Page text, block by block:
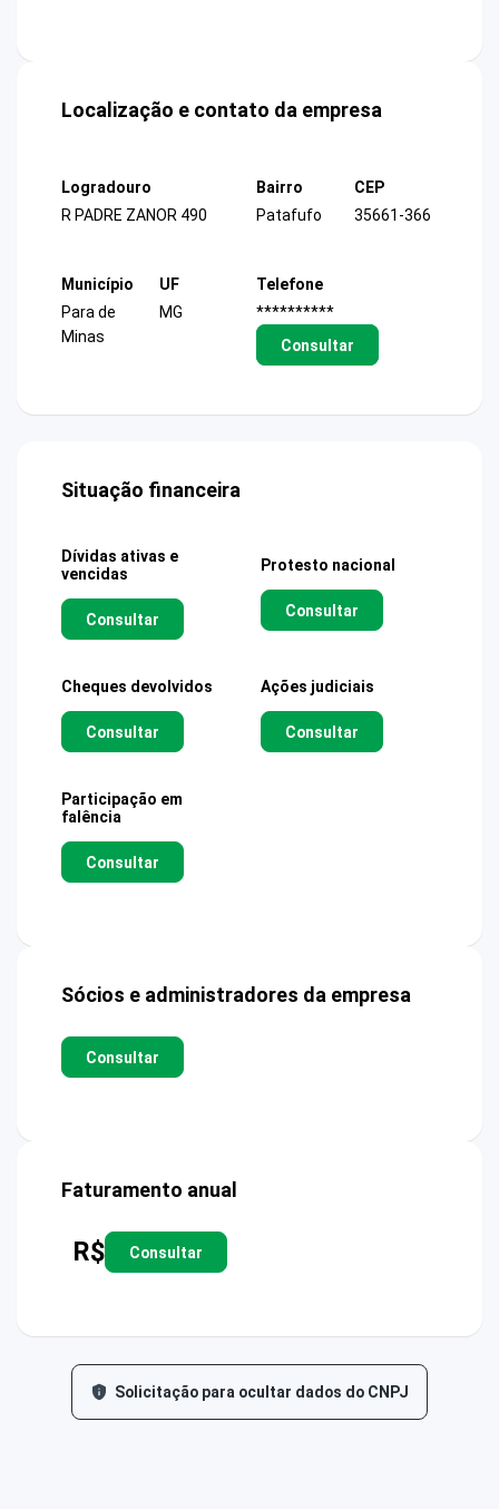
Localização e contato da empresa
Logradouro
R PADRE ZANOR 490
Bairro
Patafufo
CEP
35661-366
Município
Para de
Minas
UF
MG
Telefone
**********
Consultar
Situação financeira
Dívidas ativas e
vencidas
Consultar
Protesto nacional
Consultar
Cheques devolvidos
Consultar
Ações judiciais
Consultar
Participação em
falência
Consultar
Sócios e administradores da empresa
Consultar
Faturamento anual
R$ Consultar
Solicitação para ocultar dados do CNPJ